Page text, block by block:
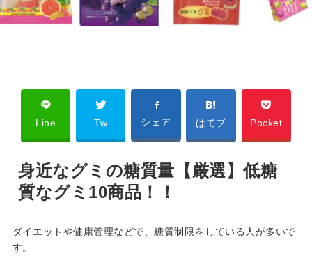
Line Tw シェア はてブ Pocket
身近なグミの糖質量【厳選】低糖
質なグミ10商品！！
ダイエットや健康管理などで、糖質制限をしている人が多いで
す。